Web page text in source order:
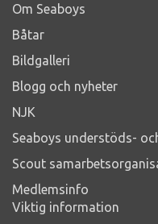
Om Seaboys
Båtar
Bildgalleri
Blogg och nyheter
NJK
Seaboys understöds-
Scout
Medlemsinfo
Viktig information